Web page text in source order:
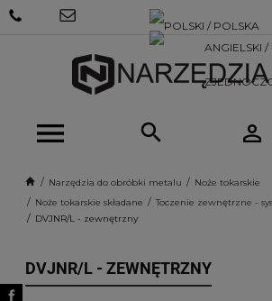
SKLEP@NARZEDZIACNC.PL
Narzędzia do obróbki metalu
Noże tokarskie
Noże tokarskie składane
Toczenie zewnętrzne -
DVJNR/L - zewnętrzny
DVJNR/L - ZEWNĘTRZNY